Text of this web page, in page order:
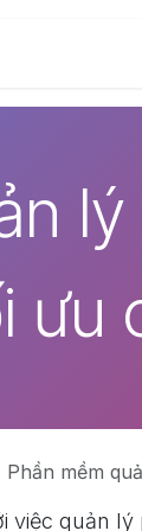
ưu
Phần mềm quản
việc quản